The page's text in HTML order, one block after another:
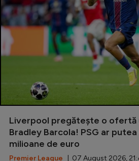
Liverpool pregătește o ofertă
Bradley Barcola! PSG ar
milioane de euro
Premier League | 07 August 2026,